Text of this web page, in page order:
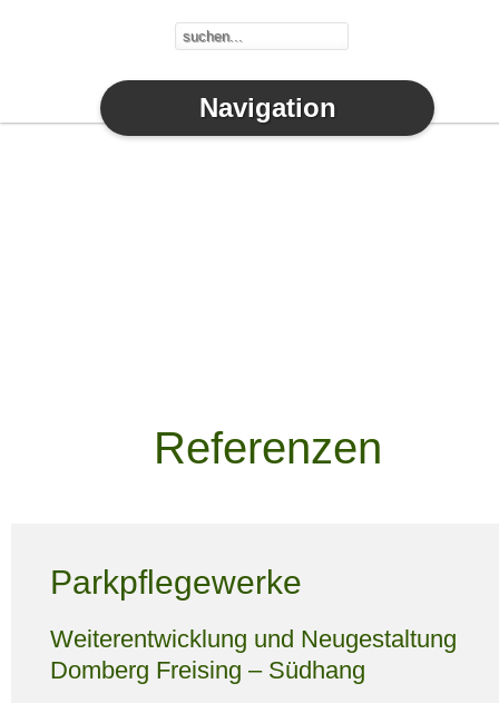
Navigation
Referenzen
Parkpflegewerke
Weiterentwicklung und Neugestaltung
Domberg Freising – Südhang